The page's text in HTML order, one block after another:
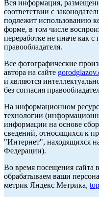
Вся информация,
соответствии с
подлежит использованию
форме, в том числе
переработке не иначе как
правообладателя.
Все фотографические
автора на сайте
и являются
без согласия
На информационном
технологии
информации на основе
сведений, относящихся к
"Интернет", находящихся
Федерации).
Во время посещения сайта
обрабатываем ваши
метрик Яндекс Метрика,